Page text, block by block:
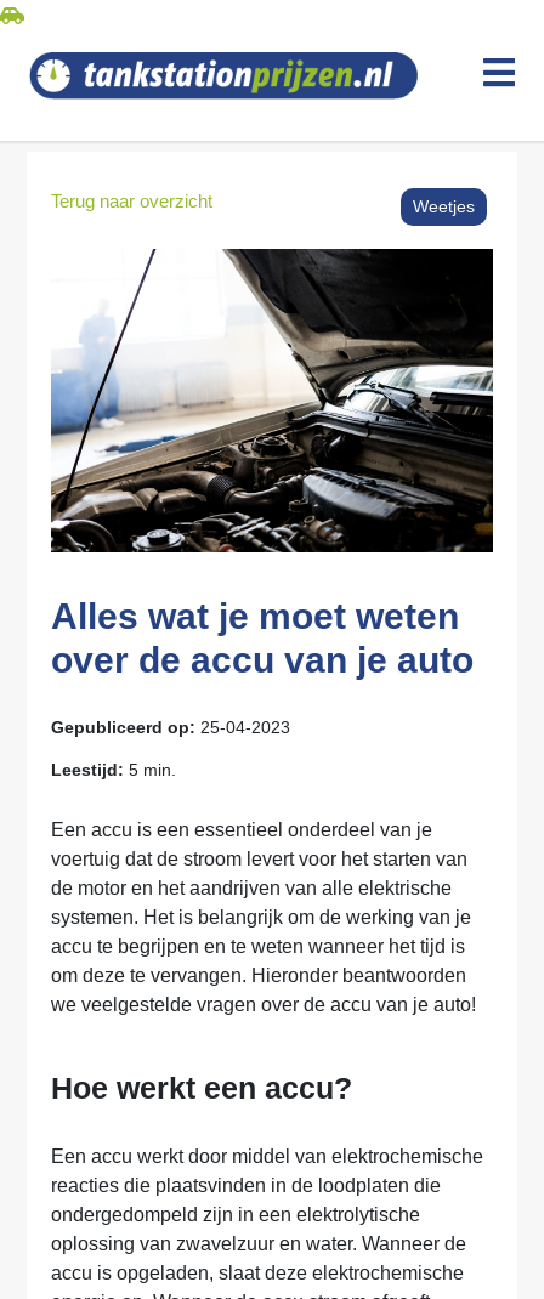
Terug naar overzicht Weetjes
Alles wat je moet weten
over de accu van je auto
Gepubliceerd op: 25-04-2023
Leestijd: 5 min.
Een accu is een essentieel onderdeel van je
voertuig dat de stroom levert voor het starten van
de motor en het aandrijven van alle elektrische
systemen. Het is belangrijk om de werking van je
accu te begrijpen en te weten wanneer het tijd is
om deze te vervangen. Hieronder beantwoorden
we veelgestelde vragen over de accu van je auto!
Hoe werkt een accu?
Een accu werkt door middel van elektrochemische
reacties die plaatsvinden in de loodplaten die
ondergedompeld zijn in een elektrolytische
oplossing van zwavelzuur en water. Wanneer de
accu is opgeladen, slaat deze elektrochemische